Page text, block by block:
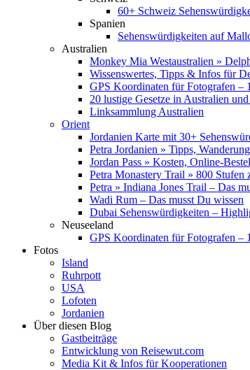
60+ Schweiz
Spanien
Sehenswürdigkeiten auf
Australien
Monkey Mia Westaustralien »
Wissenswertes, Tipps & Infos für
GPS Koordinaten für Fotografen –
20 lustige Gesetze in Australien
Linksammlung Australien
Orient
Jordanien Karte mit 30+
Petra Jordanien » Tipps,
Jordan Pass » Kosten, Online-
Petra Monastery Trail » 800
Petra » Indiana Jones Trail – Das
Wadi Rum – Das musst Du wissen
Dubai Sehenswürdigkeiten –
Neuseeland
GPS Koordinaten für Fotografen –
Fotos
Island
Ruhrpott
USA
Lofoten
Jordanien
Über diesen Blog
Gastbeiträge
Entwicklung von Reisewut.com
Media Kit & Infos für Kooperationen